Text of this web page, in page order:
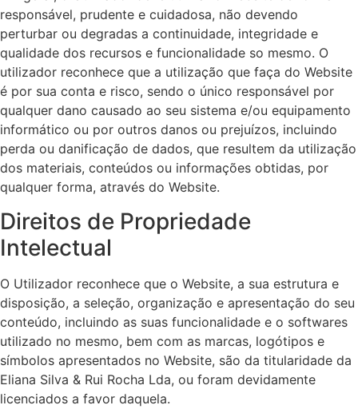
responsável, prudente e cuidadosa, não devendo
perturbar ou degradas a continuidade, integridade e
qualidade dos recursos e funcionalidade so mesmo. O
utilizador reconhece que a utilização que faça do Website
é por sua conta e risco, sendo o único responsável por
qualquer dano causado ao seu sistema e/ou equipamento
informático ou por outros danos ou prejuízos, incluindo
perda ou danificação de dados, que resultem da utilização
dos materiais, conteúdos ou informações obtidas, por
qualquer forma, através do Website.
Direitos de Propriedade
Intelectual
O Utilizador reconhece que o Website, a sua estrutura e
disposição, a seleção, organização e apresentação do seu
conteúdo, incluindo as suas funcionalidade e o softwares
utilizado no mesmo, bem com as marcas, logótipos e
símbolos apresentados no Website, são da titularidade da
Eliana Silva & Rui Rocha Lda, ou foram devidamente
licenciados a favor daquela.